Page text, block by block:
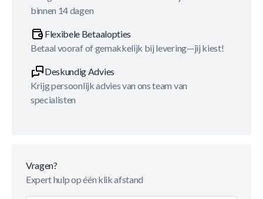
binnen 14 dagen
Flexibele Betaalopties
Betaal vooraf of gemakkelijk bij levering—jij kiest!
Deskundig Advies
Krijg persoonlijk advies van ons team van
specialisten
Vragen?
Expert hulp op één klik afstand